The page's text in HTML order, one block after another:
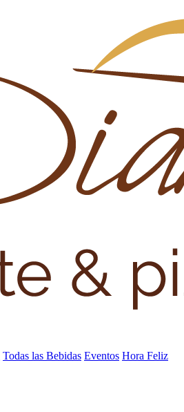
Todas las Bebidas Eventos Hora Feliz